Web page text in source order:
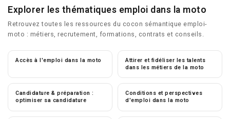
Explorer les thématiques emploi dans la moto
Retrouvez toutes les ressources du cocon sémantique emploi-
moto : métiers, recrutement, formations, contrats et conseils.
Accès à l'emploi dans la moto
Attirer et fidéliser les talents
dans les métiers de la moto
Candidature & préparation :
optimiser sa candidature
Conditions et perspectives
d'emploi dans la moto